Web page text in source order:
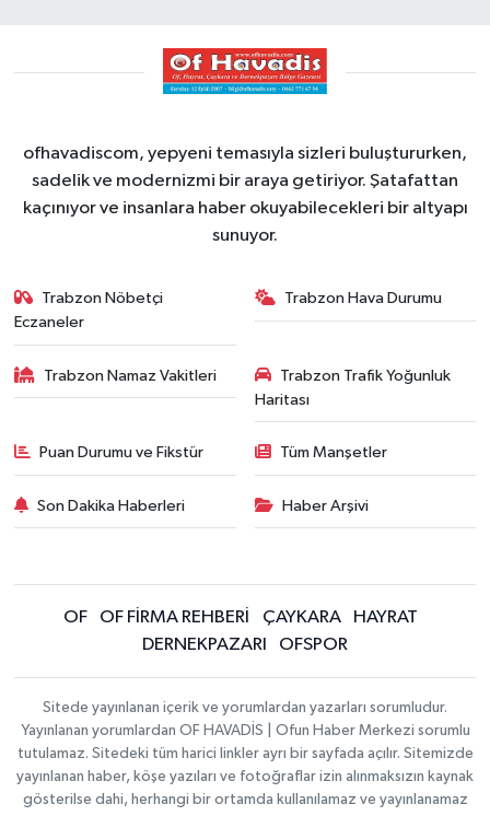
ofhavadiscom, yepyeni temasıyla sizleri buluştururken,
sadelik ve modernizmi bir araya getiriyor. Şatafattan
kaçınıyor ve insanlara haber okuyabilecekleri bir altyapı
sunuyor.
Trabzon Nöbetçi
Eczaneler
Trabzon Hava Durumu
Trabzon Namaz Vakitleri
Trabzon Trafik Yoğunluk
Haritası
Puan Durumu ve Fikstür Tüm Manşetler
Son Dakika Haberleri Haber Arşivi
OF OF FİRMA REHBERİ ÇAYKARA
HAYRAT
DERNEKPAZARI
OFSPOR
Sitede yayınlanan içerik ve yorumlardan yazarları sorumludur.
Yayınlanan yorumlardan OF HAVADİS | Ofun Haber Merkezi sorumlu
tutulamaz. Sitedeki tüm harici linkler ayrı bir sayfada açılır. Sitemizde
yayınlanan haber, köşe yazıları ve fotoğraflar izin alınmaksızın kaynak
gösterilse dahi, herhangi bir ortamda kullanılamaz ve yayınlanamaz